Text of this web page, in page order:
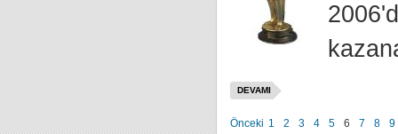
DEVAMI
Önceki 1 2 3 4 5 6 7 8 9